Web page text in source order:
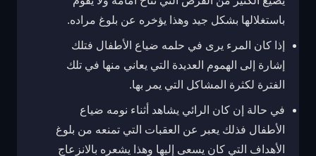
باستغلالها بشكل جيد وهذا يؤخره عن بلوغ مراده.
إذا كان المرء يرى في حلمه ضياع الأطفال فتلك
إشارة إلى الهموم العديدة التي يعاني منها في تلك
الفترة لكثرة المشاكل التي يمر بها.
في حالة إن كان الرائي يشاهد أثناء نومه ضياع
الأطفال فذلك يعبر عن العقبات التي تمنعه من بلوغ
الأهداف التي كان يسعى إليها وهذا يشعره بالانزعاج